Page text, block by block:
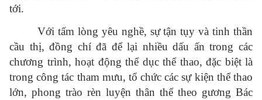
tới.
Với tấm lòng yêu nghề, sự tận tụy và tinh thần
cầu thị, đồng chí đã để lại nhiều dấu ấn trong các
chương trình, hoạt động thể dục thể thao, đặc biệt là
trong công tác tham mưu, tổ chức các sự kiện thể thao
lớn, phong trào rèn luyện thân thể theo gương Bác